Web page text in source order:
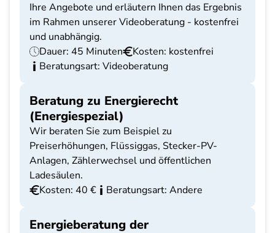
Ihre Angebote und erläutern Ihnen das Ergebnis
im Rahmen unserer Videoberatung - kostenfrei
und unabhängig.
Dauer: 45 Minuten
Kosten: kostenfrei
Beratungsart: Videoberatung
Beratung zu Energierecht
(Energiespezial)
Wir beraten Sie zum Beispiel zu
Preiserhöhungen, Flüssiggas, Stecker-PV-
Anlagen, Zählerwechsel und öffentlichen
Ladesäulen.
Kosten: 40 €
Beratungsart: Andere
Energieberatung der